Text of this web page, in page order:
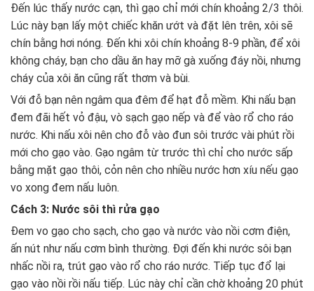
Đến lúc thấy nước cạn, thì gạo chỉ mới chín khoảng 2/3 thôi.
Lúc này bạn lấy một chiếc khăn ướt và đặt lên trên, xôi sẽ
chín bằng hơi nóng. Đến khi xôi chín khoảng 8-9 phần, để xôi
không cháy, bạn cho dầu ăn hay mỡ gà xuống đáy nồi, nhưng
cháy của xôi ăn cũng rất thơm và bùi.
Với đỗ bạn nên ngâm qua đêm để hạt đỗ mềm. Khi nấu bạn
đem đãi hết vỏ đậu, vò sạch gạo nếp và để vào rổ cho ráo
nước. Khi nấu xôi nên cho đỗ vào đun sôi trước vài phút rồi
mới cho gạo vào. Gạo ngâm từ trước thì chỉ cho nước sấp
bằng mặt gạo thôi, cỏn nên cho nhiều nước hơn xíu nếu gạo
vo xong đem nấu luôn.
Cách 3: Nước sôi thì rửa gạo
Đem vo gạo cho sạch, cho gạo và nước vào nồi cơm điện,
ấn nút như nấu cơm bình thường. Đợi đến khi nước sôi bạn
nhấc nồi ra, trút gạo vào rổ cho ráo nước. Tiếp tục đổ lại
gạo vào nồi rồi nấu tiếp. Lúc này chỉ cần chờ khoảng 20 phút